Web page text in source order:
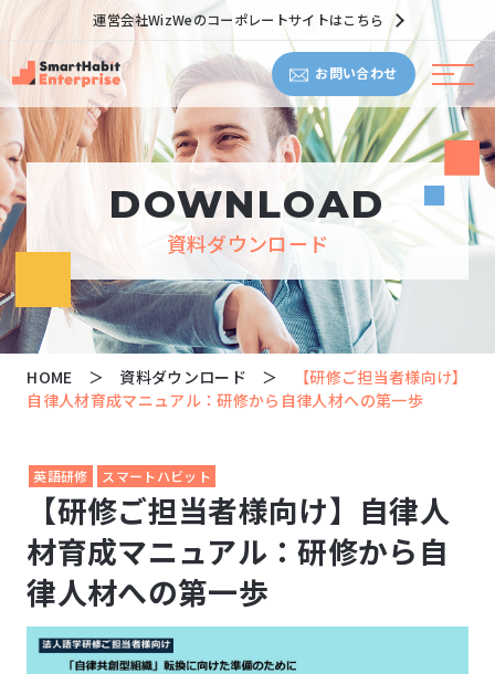
運営会社WizWeのコーポレートサイトはこちら
お問い合わせ
DOWNLOAD
資料ダウンロード
HOME 資料ダウンロード
【研修ご担当者様向け】
自律人材育成マニュアル：研修から自律人材への第一歩
英語研修 スマートハビット
【研修ご担当者様向け】自律人
材育成マニュアル：研修から自
律人材への第一歩